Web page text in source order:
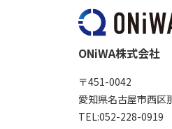
ONiWA株式会社
〒451-0042
愛知県名古屋市西区
TEL:052-228-0919